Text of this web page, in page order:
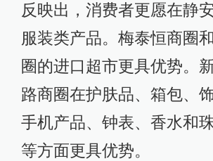
反映出，消费者更愿在静
服装类产品。梅泰恒商圈
圈的进口超市更具优势。
路商圈在护肤品、箱包、
手机产品、钟表、香水和
等方面更具优势。